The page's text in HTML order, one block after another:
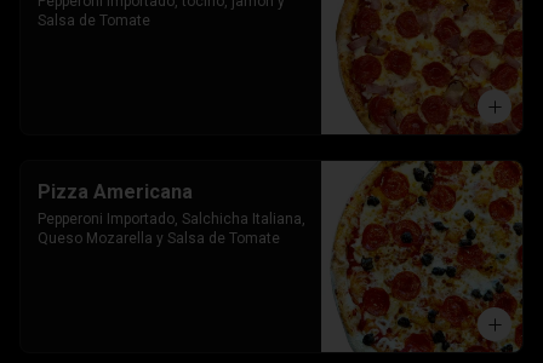
Salsa de Tomate
Pizza Americana
Pepperoni Importado, Salchicha Italiana,
Queso Mozarella y Salsa de Tomate